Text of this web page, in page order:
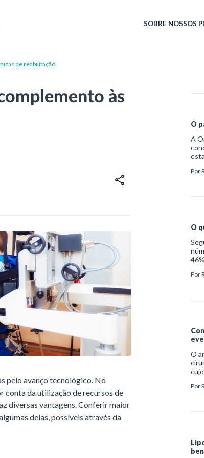
SOBRE NOSSOS
de reabilitação
às
pelo avanço tecnológico. No
conta da utilização de recursos de
diversas vantagens. Conferir maior
delas, possíveis através da
O
A
ele
Daí
Por
O
à
Por
O
Por